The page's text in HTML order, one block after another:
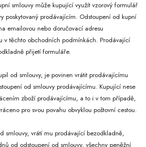
smlouvy může kupující využít vzorový formulář
poskytovaný prodávajícím. Odstoupení od kupní
emailovou nebo doručovací adresu
v těchto obchodních podmínkách. Prodávající
přijetí formuláře.
od smlouvy, je povinen vrátit prodávajícímu
od smlouvy prodávajícímu. Kupující nese
zboží prodávajícímu, a to i v tom případě,
pro svou povahu obvyklou poštovní cestou.
smlouvy, vrátí mu prodávající bezodkladně,
od odstoupení od smlouvy, všechny peněžní